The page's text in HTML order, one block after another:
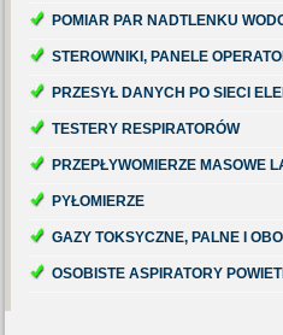
POMIAR PAR NADTLENKU
STEROWNIKI, PANELE
PRZESYŁ DANYCH PO SIECI
TESTERY RESPIRATORÓW
PRZEPŁYWOMIERZE MASOWE
PYŁOMIERZE
GAZY TOKSYCZNE, PALNE I
OSOBISTE ASPIRATORY